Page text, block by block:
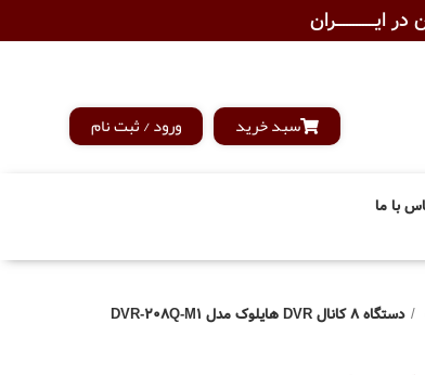
ایــــــــــــران
سبد خرید ورود / ثبت نام
با ما
دستگاه 8 کانال DVR هایلوک مدل DVR-208Q-M1